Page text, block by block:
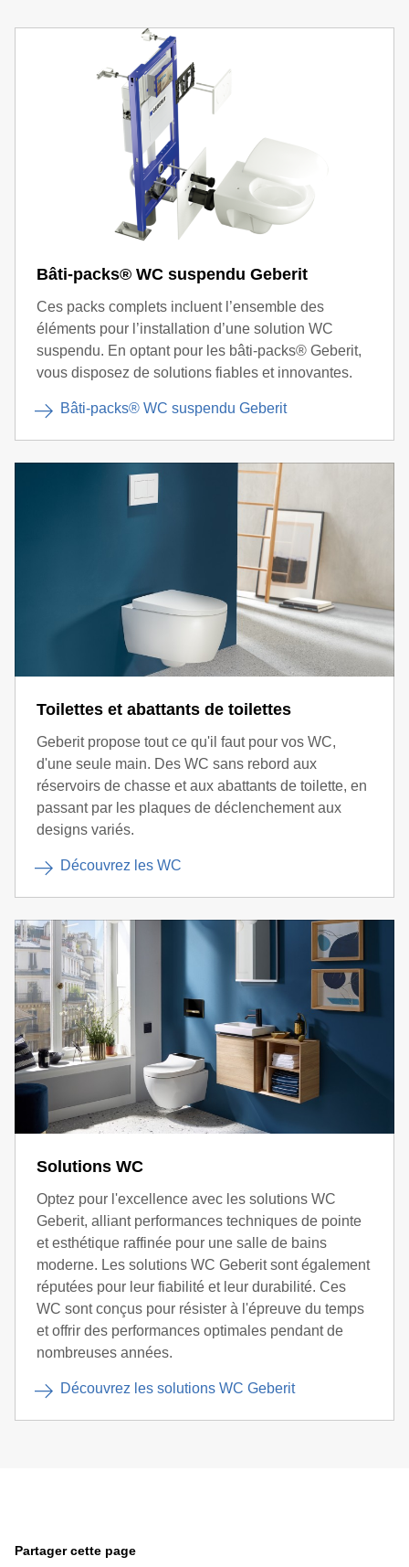
Bâti-packs® WC suspendu Geberit
Ces packs complets incluent l’ensemble des
éléments pour l’installation d’une solution WC
suspendu. En optant pour les bâti-packs® Geberit,
vous disposez de solutions fiables et innovantes.
Bâti-packs® WC suspendu Geberit
Toilettes et abattants de toilettes
Geberit propose tout ce qu'il faut pour vos WC,
d'une seule main. Des WC sans rebord aux
réservoirs de chasse et aux abattants de toilette, en
passant par les plaques de déclenchement aux
designs variés.
Découvrez les WC
Solutions WC
Optez pour l'excellence avec les solutions WC
Geberit, alliant performances techniques de pointe
et esthétique raffinée pour une salle de bains
moderne. Les solutions WC Geberit sont également
réputées pour leur fiabilité et leur durabilité. Ces
WC sont conçus pour résister à l'épreuve du temps
et offrir des performances optimales pendant de
nombreuses années.
Découvrez les solutions WC Geberit
Partager cette page